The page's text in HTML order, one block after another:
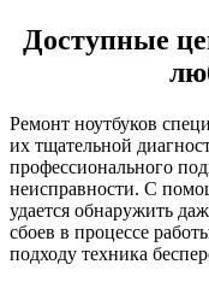
Доступные
Ремонт ноутбуков
их тщательной
профессионального
неисправности. С
удается обнаружить
сбоев в процессе
подходу техника